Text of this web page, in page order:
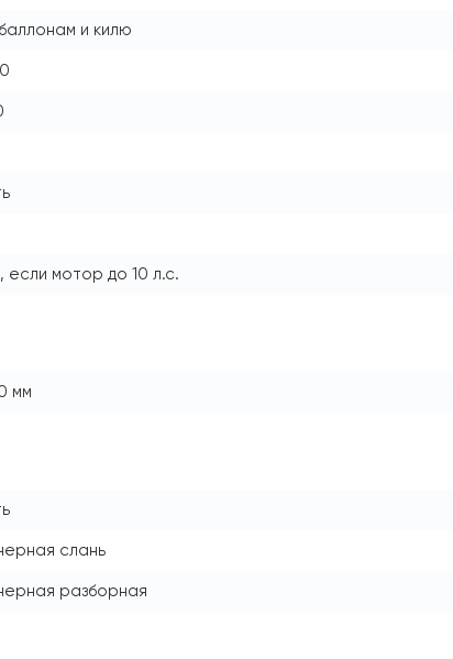
и килю
если мотор до 10 л.с.
мм
слань
разборная